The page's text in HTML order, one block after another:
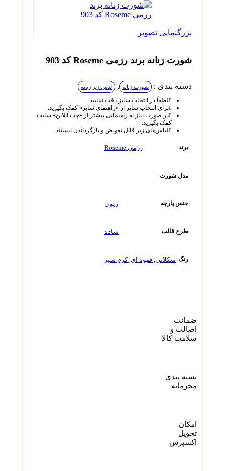
بزرگنمایی تصویر
شورت زنانه برند رزمی Roseme کد 903
دسته بندی : شورت زنانه , لباس زیر زنانه
لطفاً در انتخاب سایز دقت نمایید.
برای انتخاب سایز از «راهنمای سایز» کمک بگیرید.
در صورت نیاز به راهنمایی بیشتر از «چت آنلاین» سایت
کمک بگیرید.
لباس‌های زیر قابل تعویض و بازگرداندن نیستند.
رزمی Roseme
مدل شورت
جنس پارچه
طرح قالب
شکلاتی,قهوه ای,کرم سیر
ضمانت
اصالت و
سلامت کالا
بسته بندی
محرمانه
تحویل
اکسپرس